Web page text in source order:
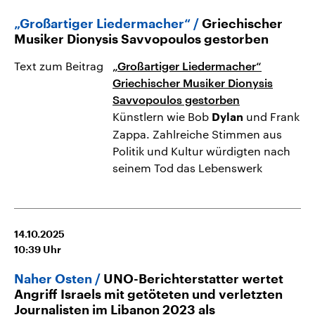
„Großartiger Liedermacher“
Griechischer
Musiker Dionysis Savvopoulos gestorben
Text zum Beitrag
„Großartiger Liedermacher“
Griechischer Musiker Dionysis
Savvopoulos gestorben
Künstlern wie Bob Dylan und Frank
Zappa. Zahlreiche Stimmen aus
Politik und Kultur würdigten nach
seinem Tod das Lebenswerk
14.10.2025
10:39 Uhr
Naher Osten
UNO-Berichterstatter wertet
Angriff Israels mit getöteten und verletzten
Journalisten im Libanon 2023 als